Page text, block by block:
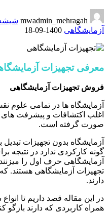
آزمایشگاهی 1400-09-18
معرفی تجهیزات
فروش تجهیزات آزمایشگاهی
آزمایشگاه ها در تمامی علوم
اغلب اکتشافات و پیشرفت های
صورت گرفته است.
آزمایشگاه بدون تجهیزات
گونه کارکردی ندارد در نتیجه
آزمایشگاهی حرف اول را
تجهیزات آزمایشگاهی هستند. که
دارند.
در این مقاله قصد داریم تا
همراه کاربردی که دارند بازگو